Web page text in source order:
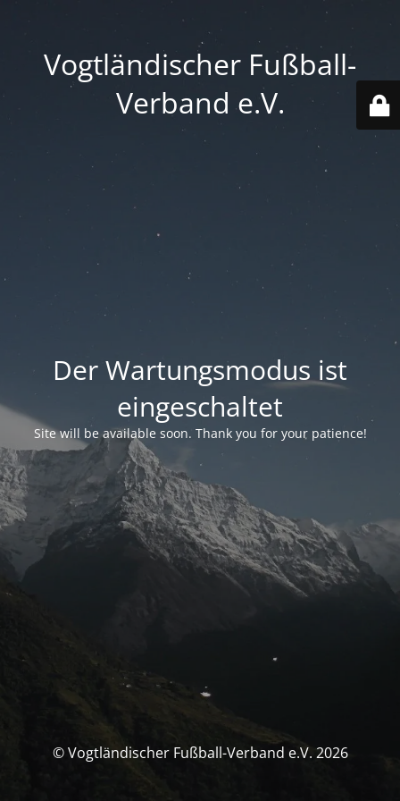
Vogtländischer Fußball-
Verband e.V.
Der Wartungsmodus ist
eingeschaltet
Site will be available soon. Thank you for your patience!
© Vogtländischer Fußball-Verband e.V. 2026